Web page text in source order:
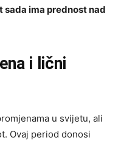
sada ima prednost nad
i lični
u svijetu, ali
Ovaj period donosi